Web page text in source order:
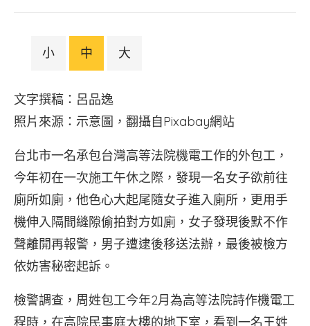
小 中 大
文字撰稿：呂品逸
照片來源：示意圖，翻攝自Pixabay網站
台北市一名承包台灣高等法院機電工作的外包工，
今年初在一次施工午休之際，發現一名女子欲前往
廁所如廁，他色心大起尾隨女子進入廁所，更用手
機伸入隔間縫隙偷拍對方如廁，女子發現後默不作
聲離開再報警，男子遭逮後移送法辦，最後被檢方
依妨害秘密起訴。
檢警調查，周姓包工今年2月為高等法院詩作機電工
程時，在高院民事庭大樓的地下室，看到一名王姓